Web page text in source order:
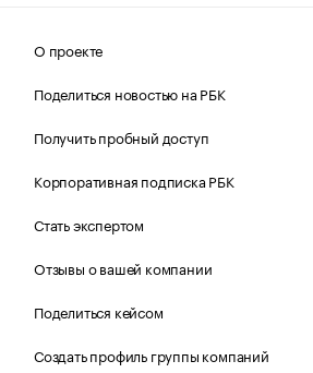
О проекте
Поделиться новостью на РБК
Получить пробный доступ
Корпоративная подписка РБК
Стать экспертом
Отзывы о вашей компании
Поделиться кейсом
Создать профиль группы компаний